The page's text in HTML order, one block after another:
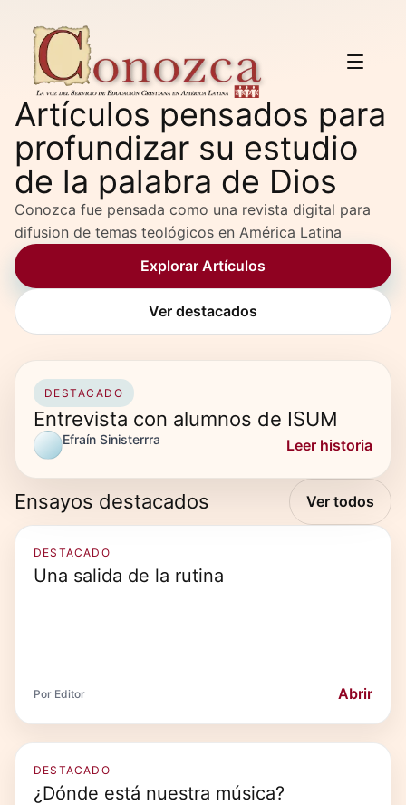
Artículos pensados para
profundizar su estudio
de la palabra de Dios
Conozca fue pensada como una revista digital para
difusion de temas teológicos en América Latina
Explorar Artículos
Ver destacados
DESTACADO
Entrevista con alumnos de ISUM
Efraín Sinisterrra Leer historia
Ensayos destacados Ver todos
DESTACADO
Una salida de la rutina
Por Editor Abrir
DESTACADO
¿Dónde está nuestra música?